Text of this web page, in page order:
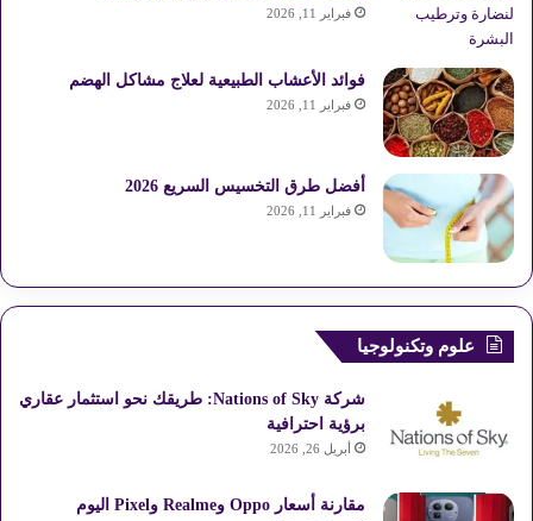
فبراير 11, 2026
فوائد الأعشاب الطبيعية لعلاج مشاكل الهضم
فبراير 11, 2026
أفضل طرق التخسيس السريع 2026
فبراير 11, 2026
علوم وتكنولوجيا
شركة Nations of Sky: طريقك نحو استثمار عقاري
برؤية احترافية
أبريل 26, 2026
مقارنة أسعار Oppo وRealme وPixel اليوم